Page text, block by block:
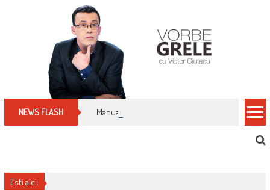
NEWS FLASH Manualul micului cititor de facturi: nu plăti
Esti aici: